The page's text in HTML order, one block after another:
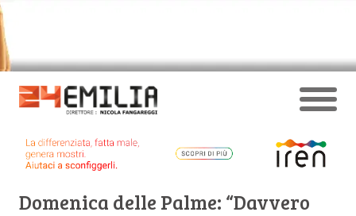
Domenica delle Palme: “Davvero